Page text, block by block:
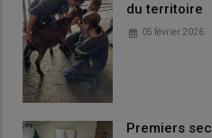
du territoire
05 février 2026
Premiers